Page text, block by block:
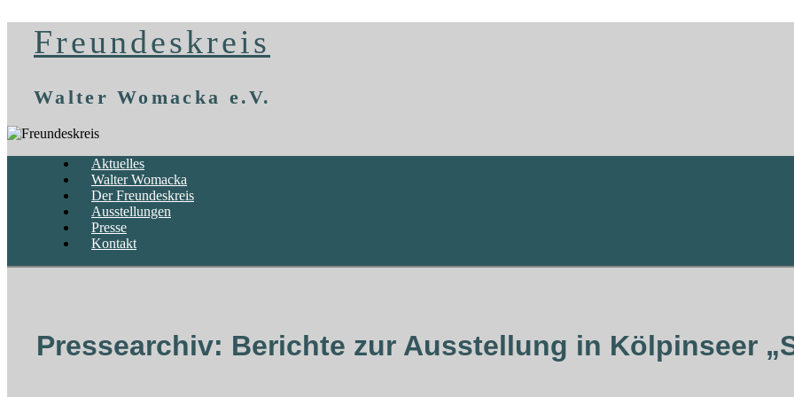
Freundeskreis
Walter Womacka e.V.
Aktuelles
Walter Womacka
Der Freundeskreis
Ausstellungen
Presse
Kontakt
Pressearchiv: Berichte zur Ausstellung in Kölpinseer